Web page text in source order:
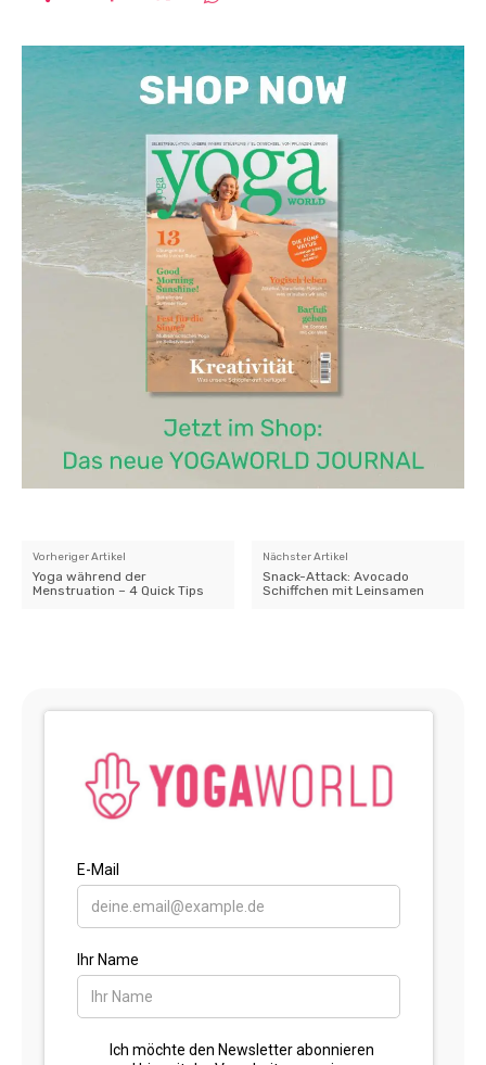
Vorheriger Artikel
Yoga während der
Menstruation – 4 Quick Tips
Nächster Artikel
Snack-Attack: Avocado
Schiffchen mit Leinsamen